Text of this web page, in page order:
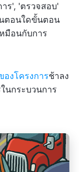
ร', 'ตรวจสอบ'
ตอนใดขั้นตอน
มือนกับการ
องโครงการช้าลง
นกระบวนการ